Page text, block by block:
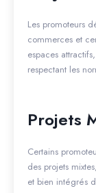
Les promoteurs
commerces et
espaces
respectant les
Projets
Certains
des projets
et bien intégrés